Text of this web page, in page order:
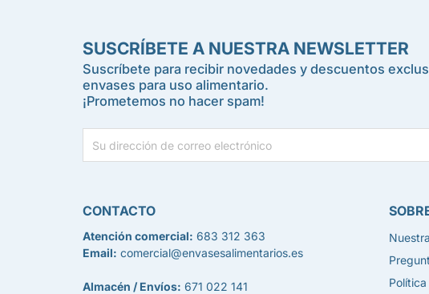
SUSCRÍBETE A NUESTRA NEWSLETTER
Suscríbete para recibir novedades y descuentos
envases para uso alimentario.
¡Prometemos no hacer spam!
CONTACTO
Atención comercial: 683 312 363
Email: comercial@envasesalimentarios.es
Almacén / Envíos: 671 022 141